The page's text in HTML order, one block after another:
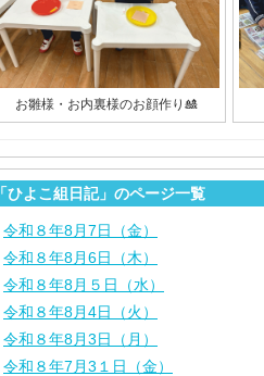
お雛様・お内裏様のお顔作り🎎
「ひよこ組日記」のページ一覧
令和８年8月7日（金）
令和８年8月6日（木）
令和８年8月５日（水）
令和８年8月4日（火）
令和８年8月3日（月）
令和８年7月3１日（金）